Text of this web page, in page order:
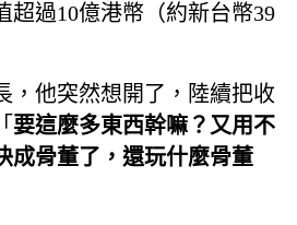
超過10億港幣（約新台幣39
，他突然想開了，陸續把收
要這麼多東西幹嘛？又用不
成骨董了，還玩什麼骨董